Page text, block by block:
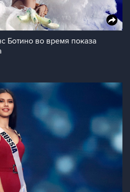
Ботино во время показа